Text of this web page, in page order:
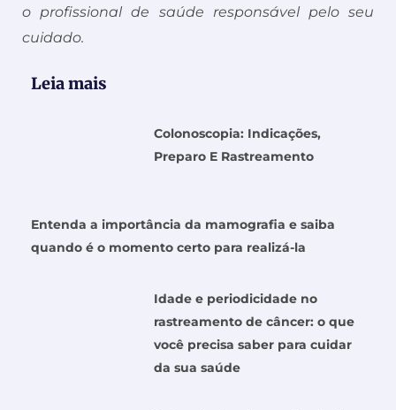
o profissional de saúde responsável pelo seu
cuidado.
Leia mais
Colonoscopia: Indicações,
Preparo E Rastreamento
Entenda a importância da mamografia e saiba
quando é o momento certo para realizá-la
Idade e periodicidade no
rastreamento de câncer: o que
você precisa saber para cuidar
da sua saúde